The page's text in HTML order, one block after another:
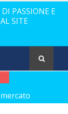
PASSIONE E
SITE